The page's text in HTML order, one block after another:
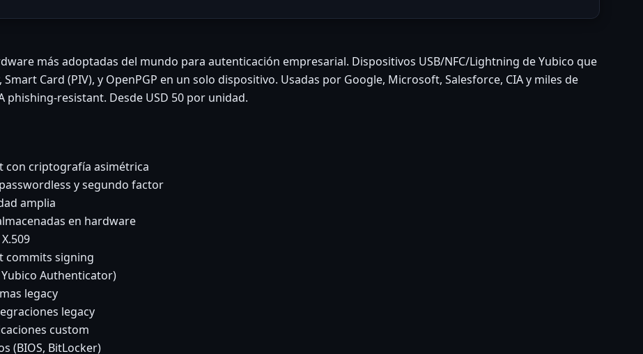
más adoptadas del mundo para autenticación empresarial. Dispositivos USB/NFC/Lightning de Yubico que
Card (PIV), y OpenPGP en un solo dispositivo. Usadas por Google, Microsoft, Salesforce, CIA y miles de
resistant. Desde USD 50 por unidad.
con criptografía asimétrica
y segundo factor
amplia
en hardware
commits signing
Yubico Authenticator)
legacy
legacy
custom
(BIOS, BitLocker)